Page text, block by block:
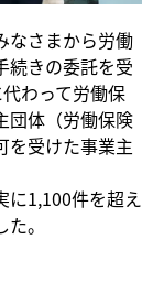
なさまから労働
続きの委託を受
わって労働保
団体（労働保険
を受けた事業主
1,100件を超え
。